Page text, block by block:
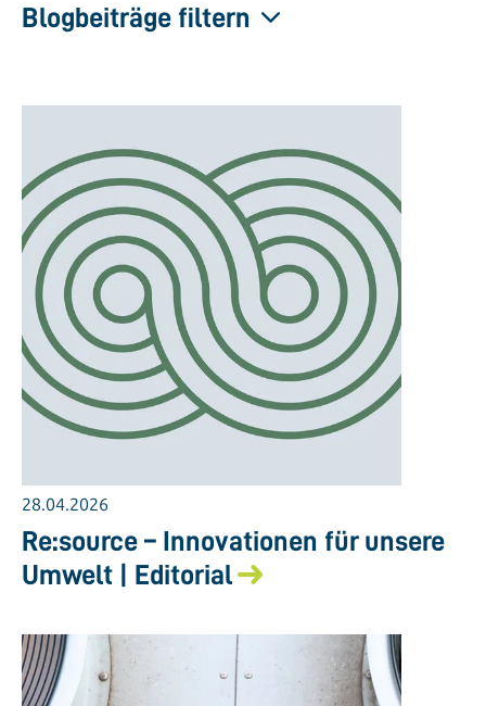
Blogbeiträge filtern
28.04.2026
Re:source – Innovationen für unsere
Umwelt | Editorial